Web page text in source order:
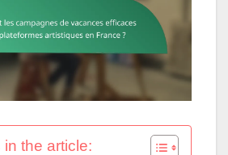
the article: